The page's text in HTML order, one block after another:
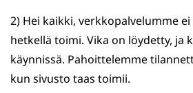
2) Hei kaikki, verkkopalvelumme
hetkellä toimi. Vika on löydetty, ja
käynnissä. Pahoittelemme
kun sivusto taas toimii.